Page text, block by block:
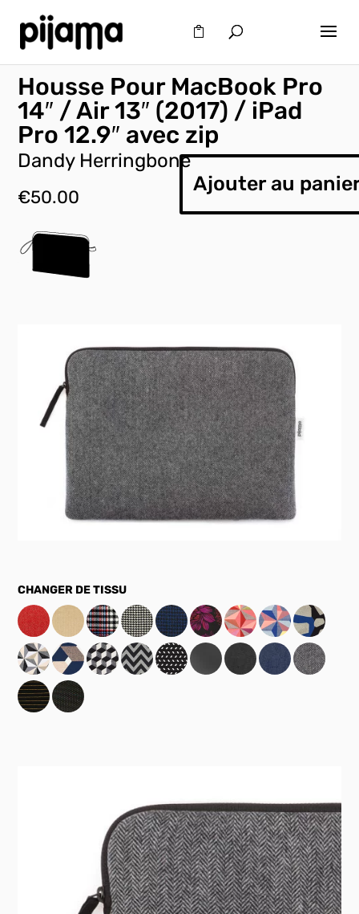
Housse Pour MacBook Pro
14″ / Air 13″ (2017) / iPad
Pro 12.9″ avec zip
Dandy Herringbone
€50.00
Ajouter au